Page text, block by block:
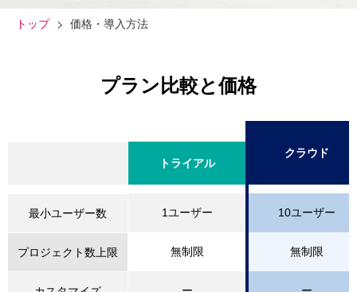
トップ 価格・導入方法
プラン比較と価格
クラウド
トライアル
最小ユーザー数 1ユーザー 10ユーザー
プロジェクト数上限 無制限 無制限
クラウド
トライアル
最小ユーザー数 1ユーザー 10ユーザー
プロジェクト数上限 無制限 無制限
クラウド
トライアル
最小ユーザー数 1ユーザー 10ユーザー
プロジェクト数上限 無制限 無制限
クラウド
トライアル
最小ユーザー数 1ユーザー 10ユーザー
プロジェクト数上限 無制限 無制限